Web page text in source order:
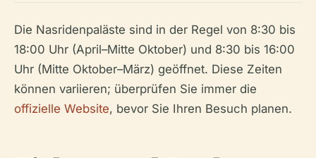
Die Nasridenpaläste sind in der Regel von 8:30 bis
18:00 Uhr (April–Mitte Oktober) und 8:30 bis 16:00
Uhr (Mitte Oktober–März) geöffnet. Diese Zeiten
können variieren; überprüfen Sie immer die
offizielle Website, bevor Sie Ihren Besuch planen.